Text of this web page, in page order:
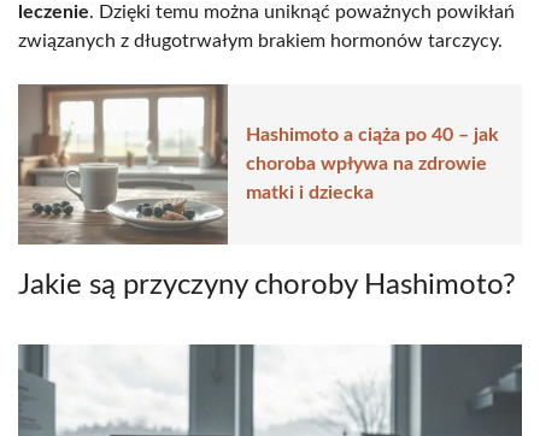
leczenie. Dzięki temu można uniknąć poważnych powikłań
związanych z długotrwałym brakiem hormonów tarczycy.
Hashimoto a ciąża po 40 – jak
choroba wpływa na zdrowie
matki i dziecka
Jakie są przyczyny choroby Hashimoto?